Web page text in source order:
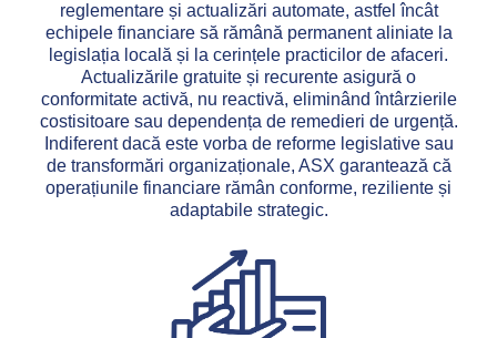
reglementare și actualizări automate, astfel încât
echipele financiare să rămână permanent aliniate la
legislația locală și la cerințele practicilor de afaceri.
Actualizările gratuite și recurente asigură o
conformitate activă, nu reactivă, eliminând întârzierile
costisitoare sau dependența de remedieri de urgență.
Indiferent dacă este vorba de reforme legislative sau
de transformări organizaționale, ASX garantează că
operațiunile financiare rămân conforme, reziliente și
adaptabile strategic.